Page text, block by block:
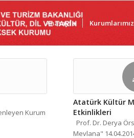
Anasayfa Kurumlarımız
Kurum
Atatürk Kültür
Etkinlikleri
Prof. Dr. Derya
Mevlana"